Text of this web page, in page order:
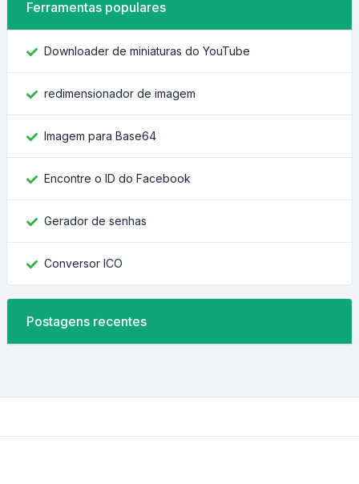
Ferramentas populares
Downloader de miniaturas do YouTube
redimensionador de imagem
Imagem para Base64
Encontre o ID do Facebook
Gerador de senhas
Conversor ICO
Postagens recentes